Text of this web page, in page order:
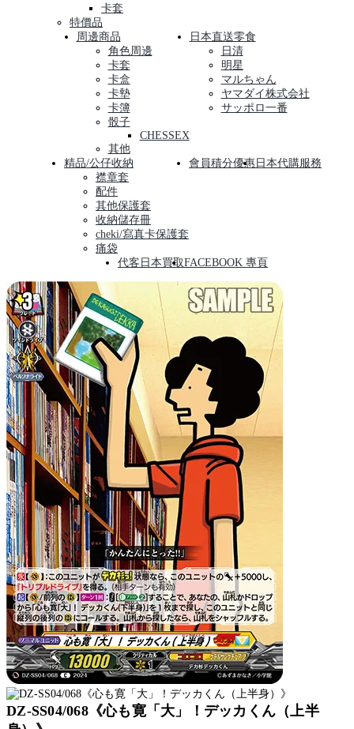
卡套
特價品
周邊商品
角色周邊
卡套
卡盒
卡墊
卡簿
骰子
CHESSEX
其他
日本直送零食
日清
明星
マルちゃん
ヤマダイ株式会社
サッポロ一番
精品/公仔收納
襟章套
配件
其他保護套
收納儲存冊
cheki/寫真卡保護套
痛袋
會員積分優惠 日本代購服務
代客日本買取FACEBOOK 專頁
DZ-SS04/068《心も寛「大」！デッカくん（上半